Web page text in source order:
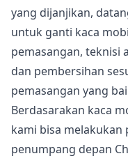
yang dijanjikan,
untuk ganti kaca
pemasangan, teknisi
dan pembersihan
pemasangan yang
Berdasarakan kaca
kami bisa melakukan
penumpang depan